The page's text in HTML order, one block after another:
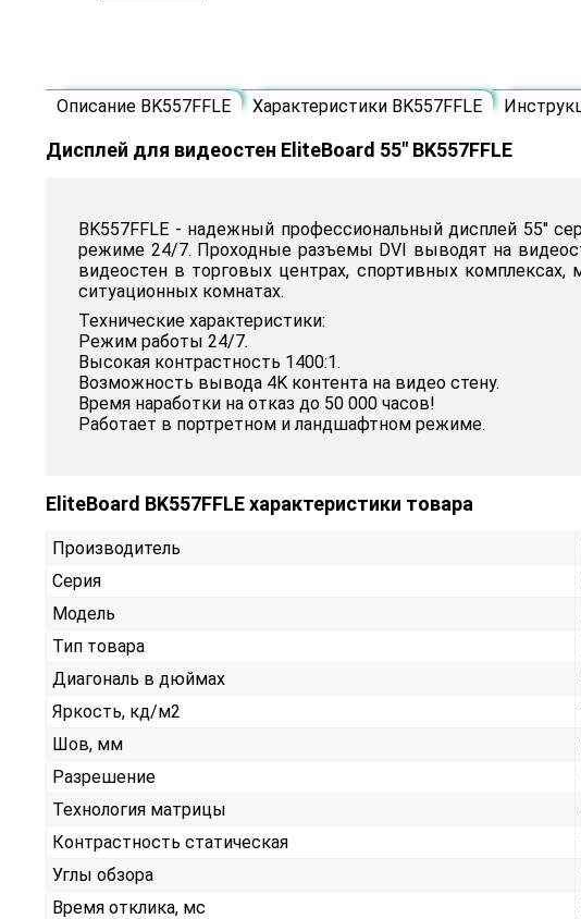
Описание BK557FFLE Характеристики BK557FFLE
Дисплей для видеостен EliteBoard 55" BK557FFLE
BK557FFLE - надежный профессиональный дисплей 55"
режиме 24/7. Проходные разъемы DVI выводят на
видеостен в торговых центрах, спортивных комплексах,
ситуационных комнатах.
Технические характеристики:
Режим работы 24/7.
Высокая контрастность 1400:1.
Возможность вывода 4K контента на видео cтену.
Время наработки на отказ до 50 000 часов!
Работает в портретном и ландшафтном режиме.
EliteBoard BK557FFLE характеристики товара
Производитель
Серия
Модель
Тип товара
Диагональ в дюймах
Яркость, кд/м2
Шов, мм
Разрешение
Технология матрицы
Контрастность статическая
Углы обзора
Время отклика, мс